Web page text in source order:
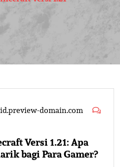
domain.com
Versi 1.21: Apa
bagi Para Gamer?